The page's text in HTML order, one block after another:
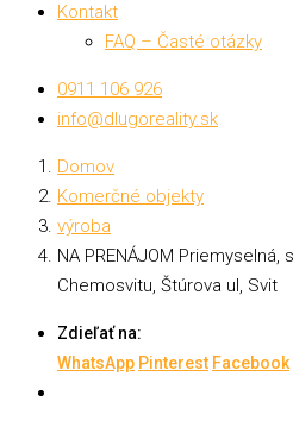
Kontakt
FAQ – Časté otázky
0911 106 926
info@dlugoreality.sk
Domov
Komerčné objekty
výroba
NA PRENÁJOM
Chemosvitu, Štúrova ul, Svit
Zdieľať na:
WhatsApp Pinterest Facebook